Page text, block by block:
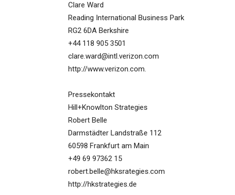
Clare Ward
Reading International Business Park
RG2 6DA Berkshire
+44 118 905 3501
clare.ward@intl.verizon.com
http://www.verizon.com.
Pressekontakt
Hill+Knowlton Strategies
Robert Belle
Darmstädter Landstraße 112
60598 Frankfurt am Main
+49 69 97362 15
robert.belle@hksrategies.com
http://hkstrategies.de